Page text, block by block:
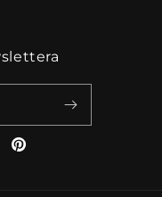
Pinterest